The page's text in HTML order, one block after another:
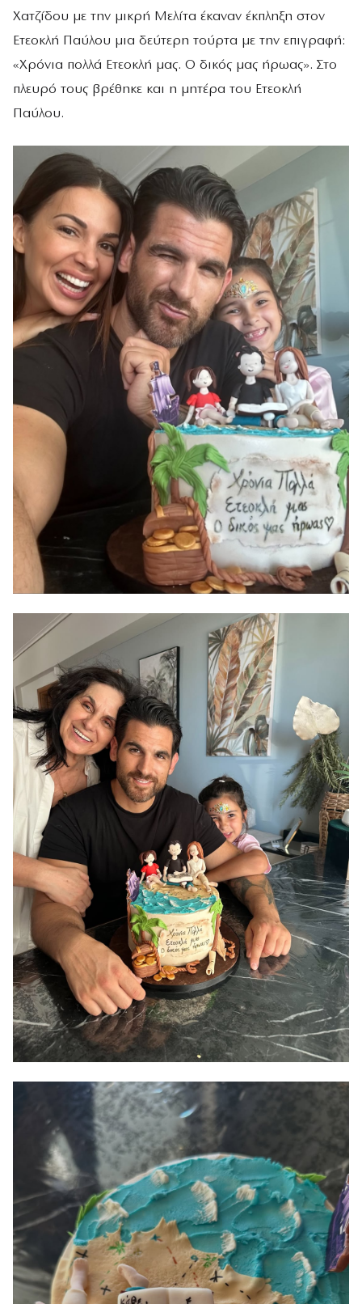
Χατζίδου με την μικρή Μελίτα έκαναν έκπληξη στον
Ετεοκλή Παύλου μια δεύτερη τούρτα με την επιγραφή:
«Χρόνια πολλά Ετεοκλή μας. Ο δικός μας ήρωας». Στο
πλευρό τους βρέθηκε και η μητέρα του Ετεοκλή
Παύλου.